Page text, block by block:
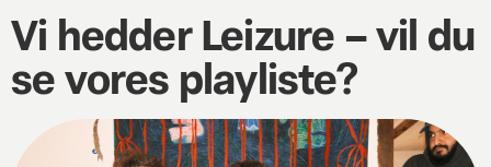
Vi hedder Leizure – vil du
se vores playliste?